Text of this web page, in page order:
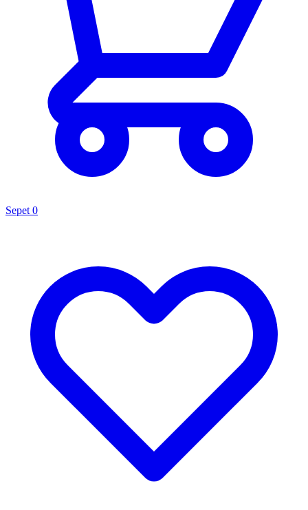
Sepet 0